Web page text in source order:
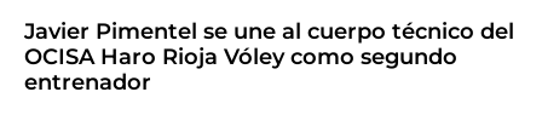
Javier Pimentel se une al cuerpo técnico del
OCISA Haro Rioja Vóley como segundo
entrenador